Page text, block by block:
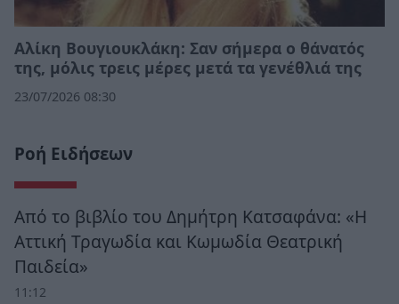
Αλίκη Βουγιουκλάκη: Σαν σήμερα ο θάνατός
της, μόλις τρεις μέρες μετά τα γενέθλιά της
23/07/2026 08:30
Ροή Ειδήσεων
Από το βιβλίο του Δημήτρη Κατσαφάνα: «Η
Αττική Τραγωδία και Κωμωδία Θεατρική
Παιδεία»
11:12